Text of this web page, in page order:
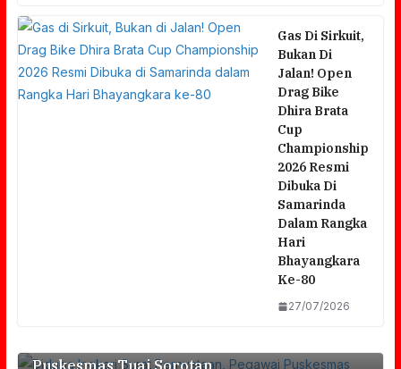
Gas Di Sirkuit,
Bukan Di
Jalan! Open
Drag Bike
Dhira Brata
Cup
Championship
2026 Resmi
Dibuka Di
Samarinda
Dalam Rangka
Hari
Bhayangkara
Ke-80
27/07/2026
Diduga Ingkari Surat Pernyataan, Pegawai
Puskesmas Pohjentrek Dipersoalkan; Klaim
Puskesmas Tuai Sorotan
Sempat Memanas, Audiensi FORMAT Dan